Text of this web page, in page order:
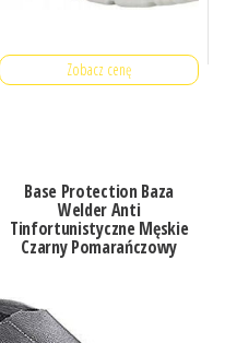
Zobacz cenę
Base Protection Baza
Welder Anti
Tinfortunistyczne Męskie
Czarny Pomarańczowy